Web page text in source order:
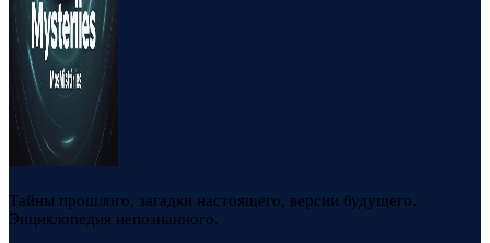
Тайны прошлого, загадки настоящего, версии будущего.
Энциклопедия непознанного.